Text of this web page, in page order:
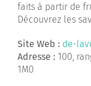
faits à partir de
Découvrez les
Site Web : de-
Adresse : 100,
1M0